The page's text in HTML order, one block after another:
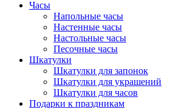
Часы
Напольные часы
Настенные часы
Настольные часы
Песочные часы
Шкатулки
Шкатулки для запонок
Шкатулки для украшений
Шкатулки для часов
Подарки к праздникам